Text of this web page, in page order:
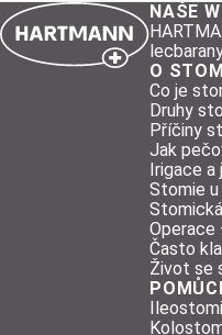
NAŠE
O
Co je
Druhy
Příčiny
Jak
Irigace a
Stomie
Často
Život se